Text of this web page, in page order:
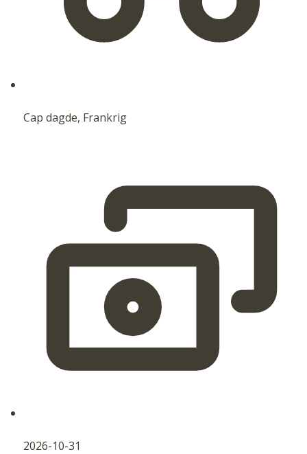
Cap dagde, Frankrig
2026-10-31